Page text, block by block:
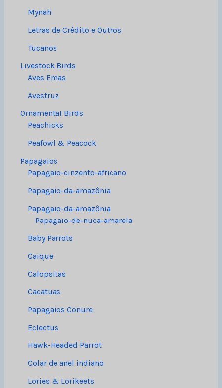
Mynah
Letras de Crédito e Outros
Tucanos
Livestock Birds
Aves Emas
Avestruz
Ornamental Birds
Peachicks
Peafowl & Peacock
Papagaios
Papagaio-cinzento-africano
Papagaio-da-amazônia
Papagaio-da-amazônia
Papagaio-de-nuca-amarela
Baby Parrots
Caique
Calopsitas
Cacatuas
Papagaios Conure
Eclectus
Hawk-Headed Parrot
Colar de anel indiano
Lories & Lorikeets